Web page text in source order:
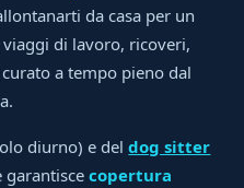
da casa per un
di lavoro, ricoveri,
a tempo pieno dal
diurno) e deldog sitter
garantiscecopertura